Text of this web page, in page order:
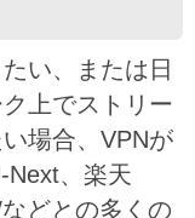
い、または日
上でストリー
場合、VPNが
Next、楽天
どとの多くの